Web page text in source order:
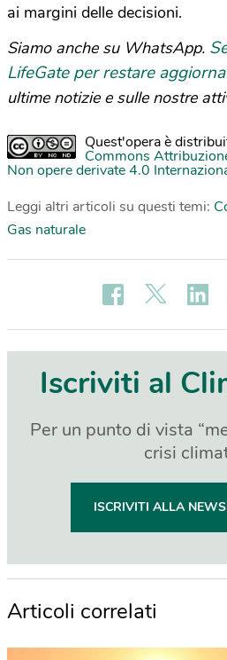
ai margini delle decisioni.
Siamo anche su WhatsApp.
LifeGate per restare
ultime notizie e sulle nostre
Quest'opera è
Commons
Non opere derivate 4.0
Leggi altri articoli su questi temi:
Gas naturale
Iscriviti al
Per un punto di vista
crisi
ISCRIVITI ALLA
Articoli correlati